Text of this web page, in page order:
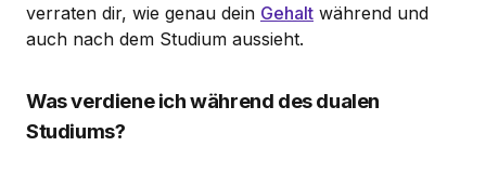
verraten dir, wie genau dein Gehalt während und
auch nach dem Studium aussieht.
Was verdiene ich während des dualen
Studiums?